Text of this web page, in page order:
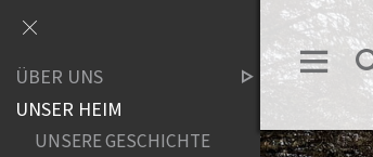
ÜBER UNS
UNSER HEIM
UNSERE GESCHICHTE